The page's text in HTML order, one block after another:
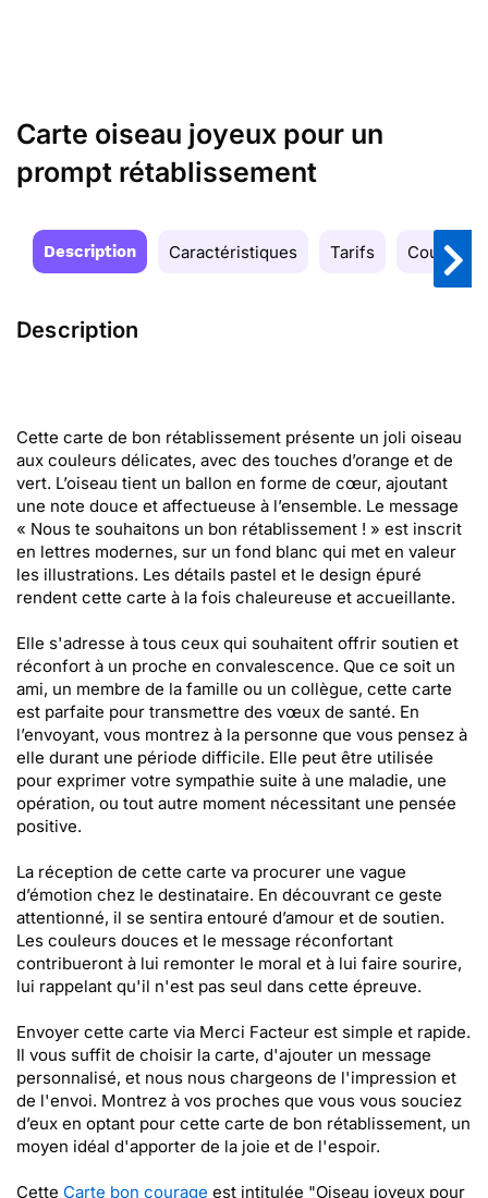
Carte oiseau joyeux pour un
prompt rétablissement
Description Caractéristiques Tarifs Couleurs
Description
Cette carte de bon rétablissement présente un joli oiseau
aux couleurs délicates, avec des touches d’orange et de
vert. L’oiseau tient un ballon en forme de cœur, ajoutant
une note douce et affectueuse à l’ensemble. Le message
« Nous te souhaitons un bon rétablissement ! » est inscrit
en lettres modernes, sur un fond blanc qui met en valeur
les illustrations. Les détails pastel et le design épuré
rendent cette carte à la fois chaleureuse et accueillante.
Elle s'adresse à tous ceux qui souhaitent offrir soutien et
réconfort à un proche en convalescence. Que ce soit un
ami, un membre de la famille ou un collègue, cette carte
est parfaite pour transmettre des vœux de santé. En
l’envoyant, vous montrez à la personne que vous pensez à
elle durant une période difficile. Elle peut être utilisée
pour exprimer votre sympathie suite à une maladie, une
opération, ou tout autre moment nécessitant une pensée
positive.
La réception de cette carte va procurer une vague
d’émotion chez le destinataire. En découvrant ce geste
attentionné, il se sentira entouré d’amour et de soutien.
Les couleurs douces et le message réconfortant
contribueront à lui remonter le moral et à lui faire sourire,
lui rappelant qu'il n'est pas seul dans cette épreuve.
Envoyer cette carte via Merci Facteur est simple et rapide.
Il vous suffit de choisir la carte, d'ajouter un message
personnalisé, et nous nous chargeons de l'impression et
de l'envoi. Montrez à vos proches que vous vous souciez
d’eux en optant pour cette carte de bon rétablissement, un
moyen idéal d'apporter de la joie et de l'espoir.
Cette Carte bon courage est intitulée "Oiseau joyeux pour